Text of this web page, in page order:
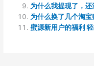
为什么我提现了，还
为什么换了几个淘
蜜源新用户的福利